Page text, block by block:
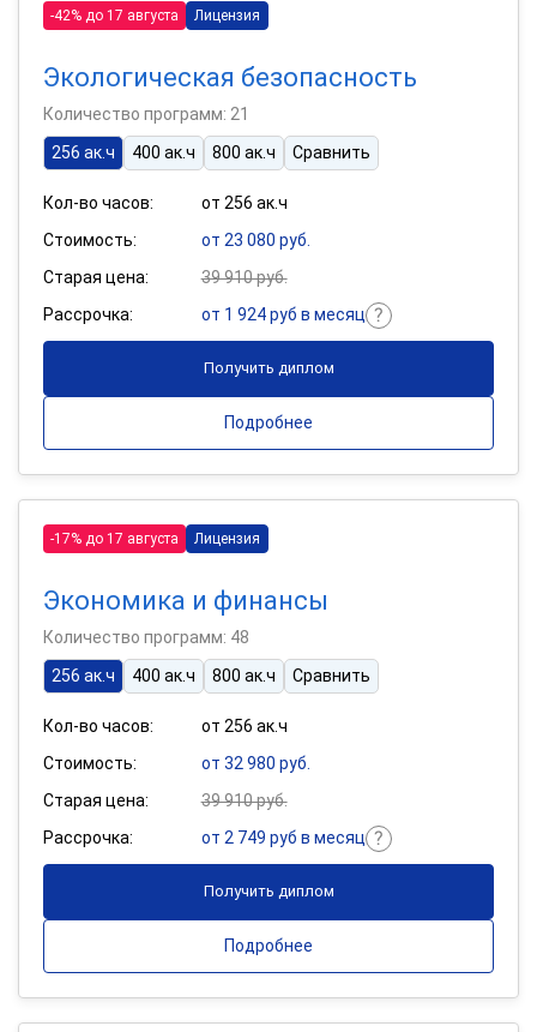
-42% до 17 августа Лицензия
Экологическая безопасность
Количество программ: 21
256 ак.ч
400 ак.ч 800 ак.ч Сравнить
Кол-во часов:
от 256 ак.ч
Стоимость:
от 23 080 руб.
Старая цена:
39 910 руб.
Рассрочка:
от 1 924 руб в месяц
Получить диплом
Подробнее
-17% до 17 августа Лицензия
Экономика и финансы
Количество программ: 48
256 ак.ч
400 ак.ч 800 ак.ч Сравнить
Кол-во часов:
от 256 ак.ч
Стоимость:
от 32 980 руб.
Старая цена:
39 910 руб.
Рассрочка:
от 2 749 руб в месяц
Получить диплом
Подробнее